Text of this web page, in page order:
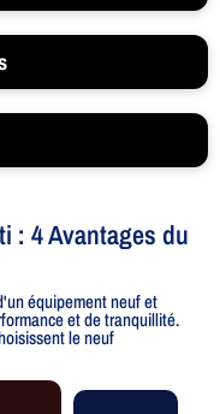
: 4 Avantages du
équipement neuf et
et de tranquillité.
le neuf